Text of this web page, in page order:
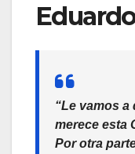
“Le vamos a
merece esta
Por otra